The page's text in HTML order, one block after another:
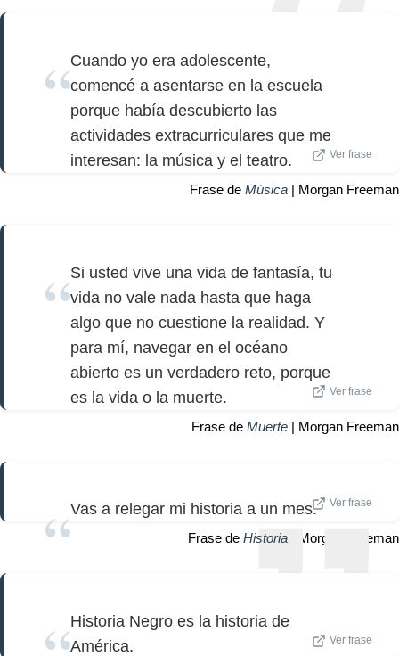
Cuando yo era adolescente,
comencé a asentarse en la escuela
porque había descubierto las
actividades extracurriculares que me
interesan: la música y el teatro.
Ver frase
Frase de Música | Morgan Freeman
Si usted vive una vida de fantasía, tu
vida no vale nada hasta que haga
algo que no cuestione la realidad. Y
para mí, navegar en el océano
abierto es un verdadero reto, porque
es la vida o la muerte.
Ver frase
Frase de Muerte | Morgan Freeman
Vas a relegar mi historia a un mes. Ver frase
Frase de Historia | Morgan Freeman
Historia Negro es la historia de
América.
Ver frase